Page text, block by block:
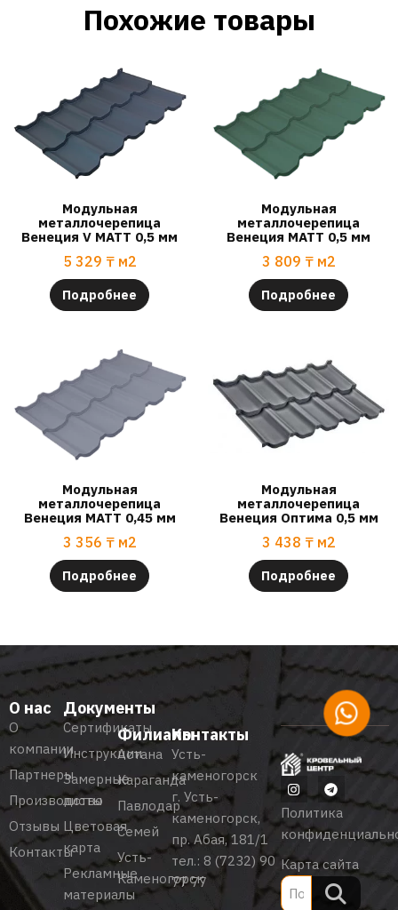
Похожие товары
Модульная
металлочерепица
Венеция V МАТТ 0,5 мм
5 329 ₸ м2
Подробнее
Модульная
металлочерепица
Венеция МАТТ 0,5 мм
3 809 ₸ м2
Подробнее
Модульная
металлочерепица
Венеция МАТТ 0,45 мм
3 356 ₸ м2
Подробнее
Модульная
металлочерепица
Венеция Оптима 0,5 мм
3 438 ₸ м2
Подробнее
О нас
О
компании
Партнеры
Производство
Отзывы
Контакты
Документы
Сертификаты
Инструкции
Замерные
листы
Цветовая
карта
Рекламные
материалы
Филиалы
Астана
Караганда
Павлодар
Семей
Усть-
Каменогорск
Контакты
Усть-
каменогорск
г. Усть-
каменогорск,
пр. Абая, 181/1
тел.:8 (7232) 90
77 77
Политика
Карта сайта